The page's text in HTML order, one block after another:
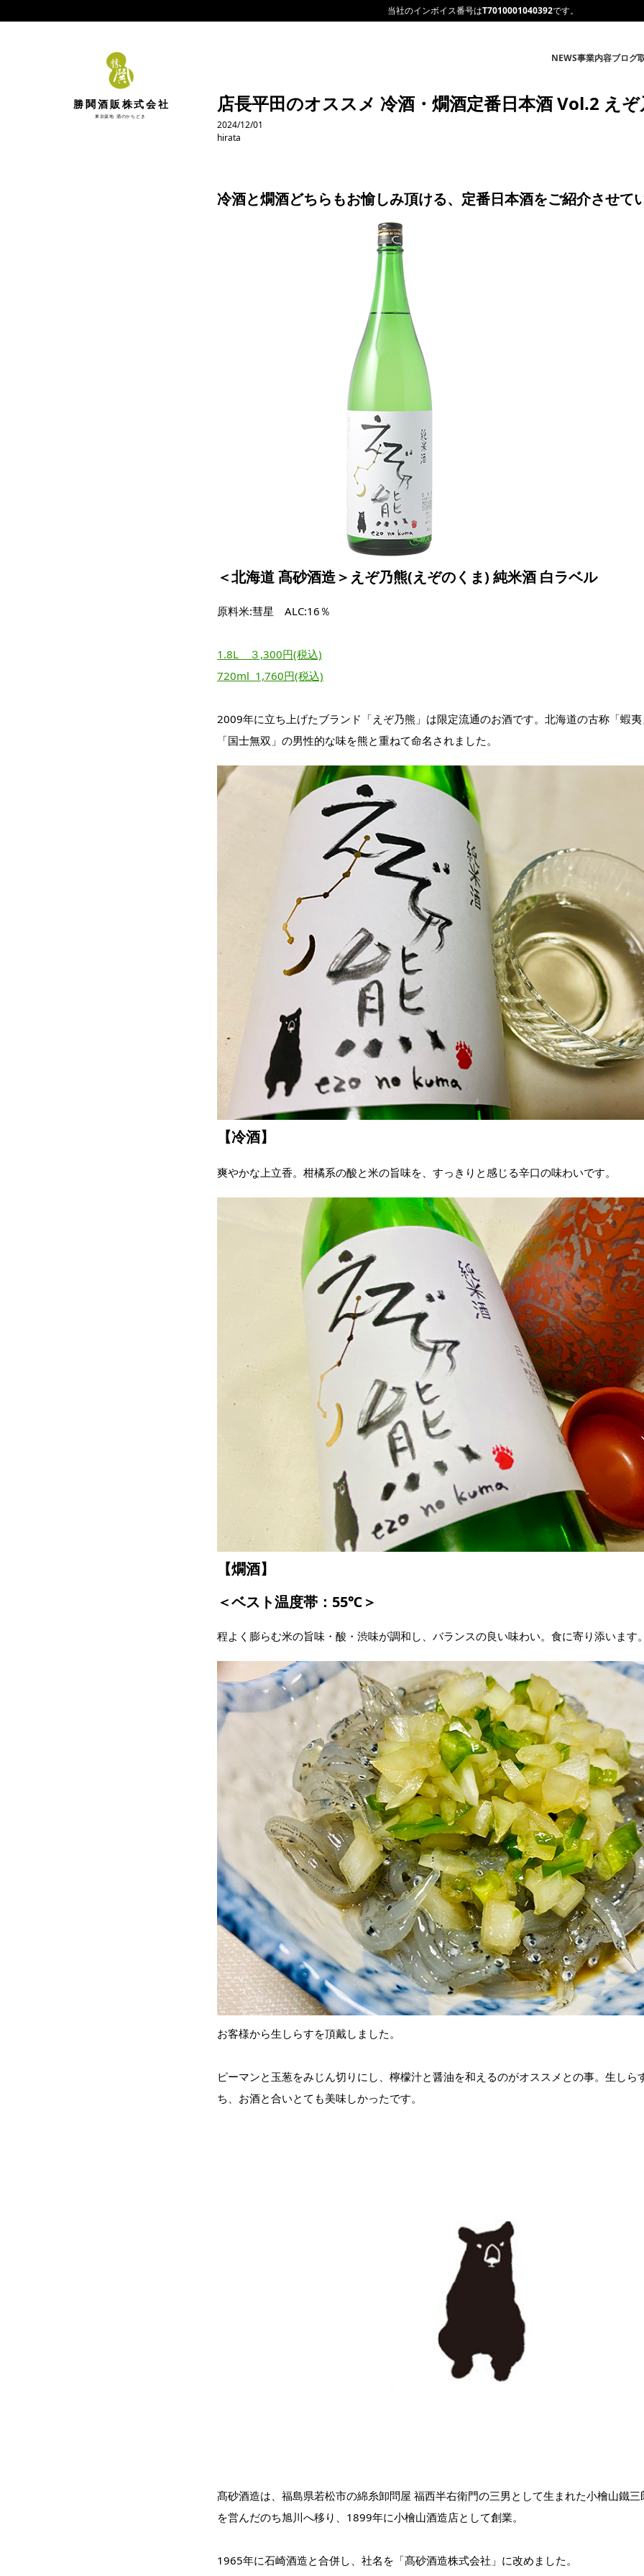
当社のインボイス番号はT7010001040392です。
勝鬨酒販株式会社
東京築地 酒のかちどき
NEWS事業内容ブログ
店長平田のオススメ 冷酒・燗酒定番日本酒 Vol.2 え
2024/12/01
hirata
冷酒と燗酒どちらもお愉しみ頂ける、定番日本酒をご紹介させて
＜北海道 髙砂酒造＞ えぞ乃熊(えぞのくま) 純米酒 白ラベル
原料米:彗星 ALC:16％
1.8L ３,300円(税込)
720ml 1,760円(税込)
2009年に立ち上げたブランド「えぞ乃熊」は限定流通のお酒です。北海道の古称「蝦
「国士無双」の男性的な味を熊と重ねて命名されました。
【冷酒】
爽やかな上立香。柑橘系の酸と米の旨味を、すっきりと感じる辛口の味わいです。
【燗酒】
＜ベスト温度帯：55℃＞
程よく膨らむ米の旨味・酸・渋味が調和し、バランスの良い味わい。食に寄り添います
お客様から生しらすを頂戴しました。
ピーマンと玉葱をみじん切りにし、檸檬汁と醤油を和えるのがオススメとの事。生しら
ち、お酒と合いとても美味しかったです。
髙砂酒造は、福島県若松市の綿糸卸問屋 福西半右衛門の三男として生まれた小檜山鐵
を営んだのち旭川へ移り、1899年に小檜山酒造店として創業。
1965年に石崎酒造と合併し、社名を「髙砂酒造株式会社」に改めました。